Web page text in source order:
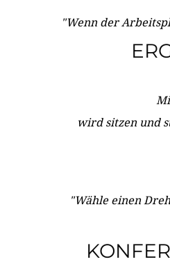
"Wenn der
wird sitzen und
"Wähle einen